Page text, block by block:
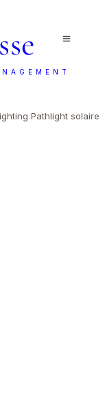
Pathlight solaire